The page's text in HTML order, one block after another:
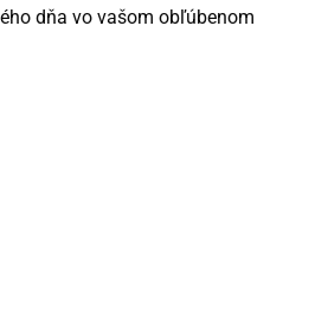
dňa vo vašom obľúbenom